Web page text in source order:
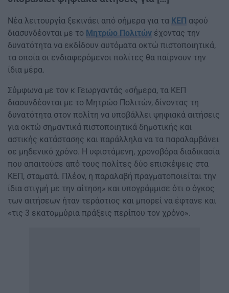
Νέα λειτουργία ξεκινάει από σήμερα για τα ΚΕΠ αφού
διασυνδέονται με το Μητρώο Πολιτών έχοντας την
δυνατότητα να εκδίδουν αυτόματα οκτώ πιστοποιητικά,
τα οποία οι ενδιαφερόμενοι πολίτες θα παίρνουν την
ίδια μέρα.
Σύμφωνα με τον κ Γεωργαντάς «σήμερα, τα ΚΕΠ
διασυνδέονται με το Μητρώο Πολιτών, δίνοντας τη
δυνατότητα στον πολίτη να υποβάλλει ψηφιακά αιτήσεις
για οκτώ σημαντικά πιστοποιητικά δημοτικής και
αστικής κατάστασης και παράλληλα να τα παραλαμβάνει
σε μηδενικό χρόνο. Η υφιστάμενη, χρονοβόρα διαδικασία
που απαιτούσε από τους πολίτες δύο επισκέψεις στα
ΚΕΠ, σταματά. Πλέον, η παραλαβή πραγματοποιείται την
ίδια στιγμή με την αίτηση» και υπογράμμισε ότι ο όγκος
των αιτήσεων ήταν τεράστιος και μπορεί να έφτανε και
«τις 3 εκατομμύρια πράξεις περίπου τον χρόνο».